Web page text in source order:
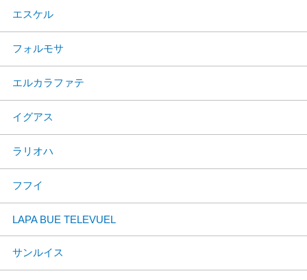
エスケル
フォルモサ
エルカラファテ
イグアス
ラリオハ
フフイ
LAPA BUE TELEVUEL
サンルイス